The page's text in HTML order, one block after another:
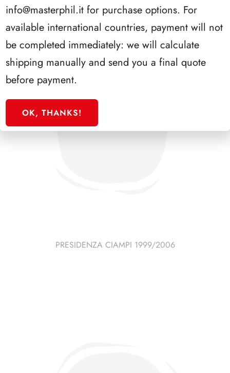
PRESIDENZA CIAMPI 1999/2006
info@masterphil.it for purchase options. For
available international countries, payment will not
be completed immediately: we will calculate
shipping manually and send you a final quote
before payment.
OK, THANKS!